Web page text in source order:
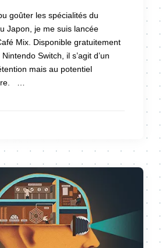
goûter les spécialités du
Japon, je me suis lancée
Mix. Disponible gratuitement
Switch, il s’agit d’un
mais au potentiel
…